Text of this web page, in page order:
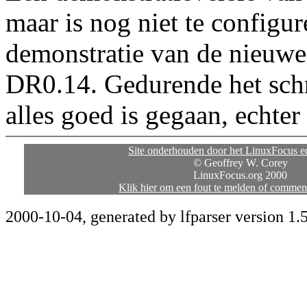
maar is nog niet te
demonstratie van de
DR0.14. Gedurende het
alles goed is gegaan,
Site onderhouden door het LinuxFocus
© Geoffrey W. Corey
LinuxFocus.org 2000
Klik hier om een fout te melden of
2000-10-04, generated by lfparser version